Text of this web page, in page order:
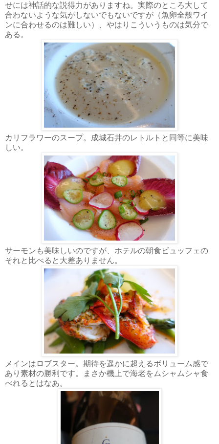
せには神話的な説得力がありますね。実際のところ大して
合わないような気がしないでもないですが（魚卵全般ワイ
ンに合わせるのは難しい）、やはりこういうものは気分で
ある。
カリフラワーのスープ。成城石井のレトルトと同等に美味
しい。
サーモンも美味しいのですが、ホテルの朝食ビュッフェの
それと比べると大差ありません。
メインはロブスター。期待を遥かに超えるボリューム感で
あり素材の勝利です。まさか機上で海老をムシャムシャ食
べれるとはなあ。